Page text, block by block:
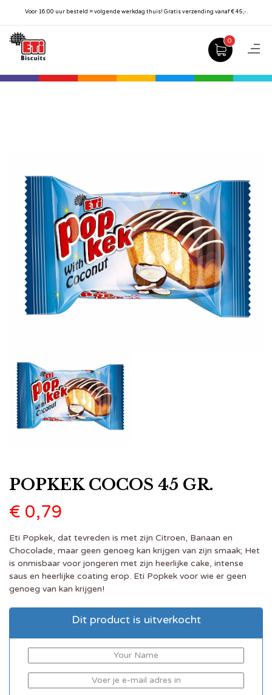
Voor 16:00 uur besteld = volgende werkdag thuis! Gratis verzending vanaf € 45,-.
0
POPKEK COCOS 45 GR.
€ 0,79
Eti Popkek, dat tevreden is met zijn Citroen, Banaan en
Chocolade, maar geen genoeg kan krijgen van zijn smaak; Het
is onmisbaar voor jongeren met zijn heerlijke cake, intense
saus en heerlijke coating erop. Eti Popkek voor wie er geen
genoeg van kan krijgen!
Dit product is uitverkocht